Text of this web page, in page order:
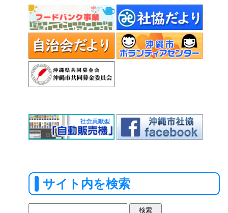
サイト内を検索